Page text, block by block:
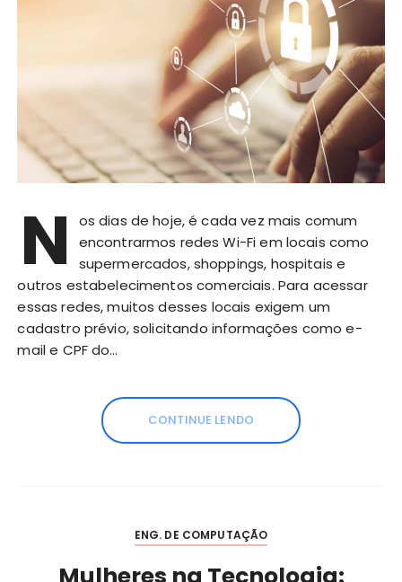
N
os dias de hoje, é cada vez mais comum
encontrarmos redes Wi-Fi em locais como
supermercados, shoppings, hospitais e
outros estabelecimentos comerciais. Para acessar
essas redes, muitos desses locais exigem um
cadastro prévio, solicitando informações como e-
mail e CPF do…
CONTINUE LENDO
ENG. DE COMPUTAÇÃO